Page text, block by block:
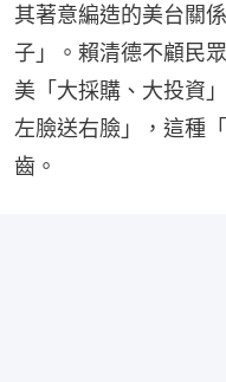
其著意編造的美台關
子」。賴清德不顧民
美「大採購、大投資
左臉送右臉」，這種
齒。